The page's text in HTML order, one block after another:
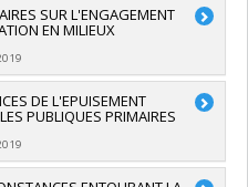
, Chantal Lavergne
intégré universitaire de
l'Est de l'Île-de-Montréal
SUR L'ENGAGEMENT
EN MILIEUX
,Sophie Parent,Roch
Dupéré
de recherche du Québec -
DE L'EPUISEMENT
PUBLIQUES PRIMAIRES